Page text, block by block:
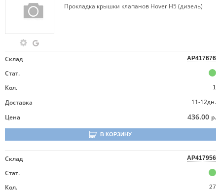
Прокладка крышки клапанов Hover H5 (дизель)
Склад AP417676
Стат.
Кол.
1
Доставка
11-12дн.
Цена
436.00 р.
В КОРЗИНУ
Склад AP417956
Стат.
Кол.
27